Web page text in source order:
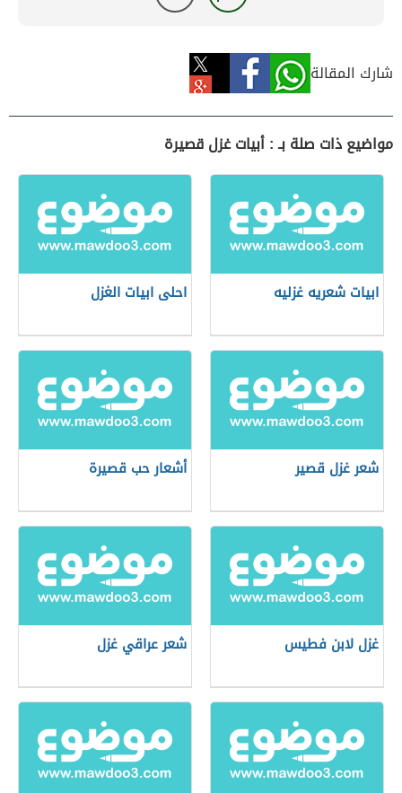
شارك المقالة
مواضيع ذات صلة بـ : أبيات غزل قصيرة
ابيات شعريه غزليه احلى ابيات الغزل
شعر غزل قصير أشعار حب قصيرة
غزل لابن فطيس شعر عراقي غزل